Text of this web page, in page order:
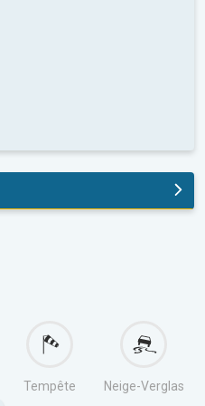
Tempête Neige-Verglas